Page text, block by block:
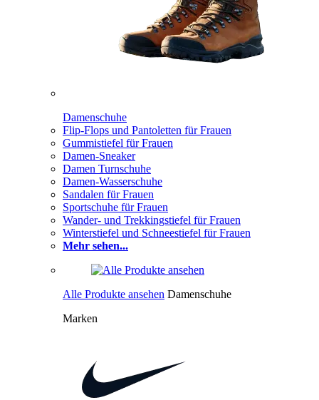
Damenschuhe
Flip-Flops und Pantoletten für Frauen
Gummistiefel für Frauen
Damen-Sneaker
Damen Turnschuhe
Damen-Wasserschuhe
Sandalen für Frauen
Sportschuhe für Frauen
Wander- und Trekkingstiefel für Frauen
Winterstiefel und Schneestiefel für Frauen
Mehr sehen...
Alle Produkte ansehen Damenschuhe
Marken